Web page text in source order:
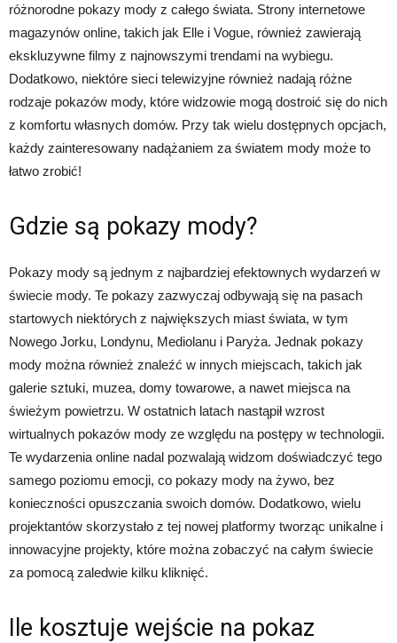
różnorodne pokazy mody z całego świata. Strony internetowe
magazynów online, takich jak Elle i Vogue, również zawierają
ekskluzywne filmy z najnowszymi trendami na wybiegu.
Dodatkowo, niektóre sieci telewizyjne również nadają różne
rodzaje pokazów mody, które widzowie mogą dostroić się do nich
z komfortu własnych domów. Przy tak wielu dostępnych opcjach,
każdy zainteresowany nadążaniem za światem mody może to
łatwo zrobić!
Gdzie są pokazy mody?
Pokazy mody są jednym z najbardziej efektownych wydarzeń w
świecie mody. Te pokazy zazwyczaj odbywają się na pasach
startowych niektórych z największych miast świata, w tym
Nowego Jorku, Londynu, Mediolanu i Paryża. Jednak pokazy
mody można również znaleźć w innych miejscach, takich jak
galerie sztuki, muzea, domy towarowe, a nawet miejsca na
świeżym powietrzu. W ostatnich latach nastąpił wzrost
wirtualnych pokazów mody ze względu na postępy w technologii.
Te wydarzenia online nadal pozwalają widzom doświadczyć tego
samego poziomu emocji, co pokazy mody na żywo, bez
konieczności opuszczania swoich domów. Dodatkowo, wielu
projektantów skorzystało z tej nowej platformy tworząc unikalne i
innowacyjne projekty, które można zobaczyć na całym świecie
za pomocą zaledwie kilku kliknięć.
Ile kosztuje wejście na pokaz